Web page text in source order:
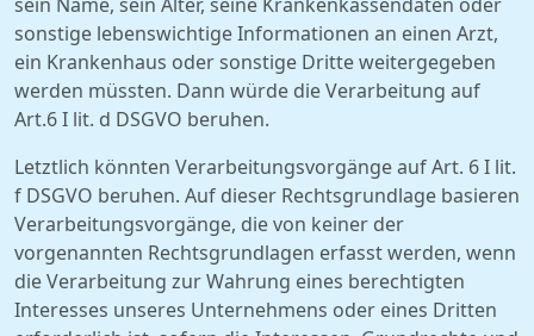
sonstige lebenswichtige Informationen an einen Arzt,
ein Krankenhaus oder sonstige Dritte weitergegeben
werden müssten. Dann würde die Verarbeitung auf
Art.6 I lit. d DSGVO beruhen.
Letztlich könnten Verarbeitungsvorgänge auf Art. 6 I lit.
f DSGVO beruhen. Auf dieser Rechtsgrundlage basieren
Verarbeitungsvorgänge, die von keiner der
vorgenannten Rechtsgrundlagen erfasst werden, wenn
die Verarbeitung zur Wahrung eines berechtigten
Interesses unseres Unternehmens oder eines Dritten